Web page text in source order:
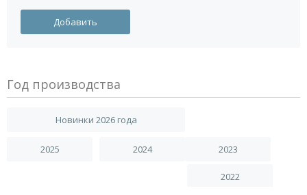
Год производства
Новинки 2026 года
2025 2024 2023
2022